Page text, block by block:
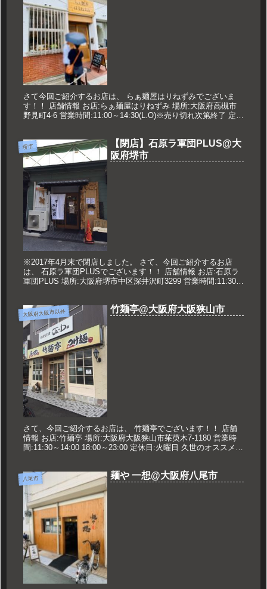
さて今回ご紹介するお店は、 らぁ麺屋はりねずみでございま
す！！ 店舗情報 お店:らぁ麺屋はりねずみ 場所:大阪府高槻市
野見町4-6 営業時間:11:00～14:30(L.O)※売り切れ次第終了 定休
堺市
【閉店】石原ラ軍団PLUS@大
阪府堺市
※2017年4月末で閉店しました。 さて、今回ご紹介するお店
は、 石原ラ軍団PLUSでございます！！ 店舗情報 お店:石原ラ
軍団PLUS 場所:大阪府堺市中区深井沢町3299 営業時間:11:30～
大阪府大阪市以外 竹麺亭@大阪府大阪狭山市
さて、今回ご紹介するお店は、 竹麺亭でございます！！ 店舗
情報 お店:竹麺亭 場所:大阪府大阪狭山市茱萸木7-1180 営業時
間:11:30～14:00 18:00～23:00 定休日:火曜日 久世のオススメ
八尾市 麺や 一想@大阪府八尾市